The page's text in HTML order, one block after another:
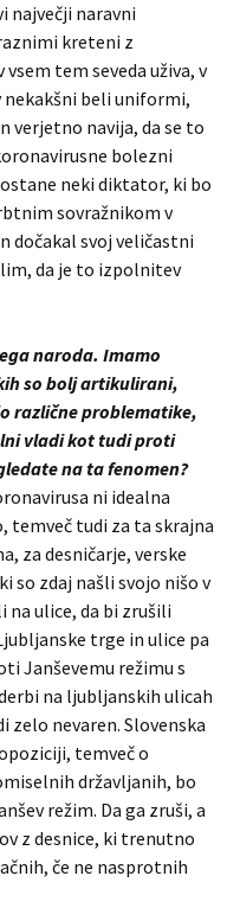
največji naravni
kreteni z
tem seveda uživa, v
nekakšni beli uniformi,
verjetno navija, da se to
bolezni
neki diktator, ki bo
sovražnikom v
dočakal svoj veličastni
da je to izpolnitev
naroda. Imamo
so bolj artikulirani,
različne problematike,
vladi kot tudi proti
na ta fenomen?
ni idealna
temveč tudi za ta skrajna
za desničarje, verske
so zdaj našli svojo nišo v
na ulice, da bi zrušili
trge in ulice pa
Janševemu režimu s
na ljubljanskih ulicah
zelo nevaren. Slovenska
temveč o
državljanih, bo
režim. Da ga zruši, a
z desnice, ki trenutno
če ne nasprotnih